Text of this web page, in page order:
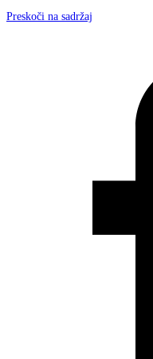
Preskoči na sadržaj